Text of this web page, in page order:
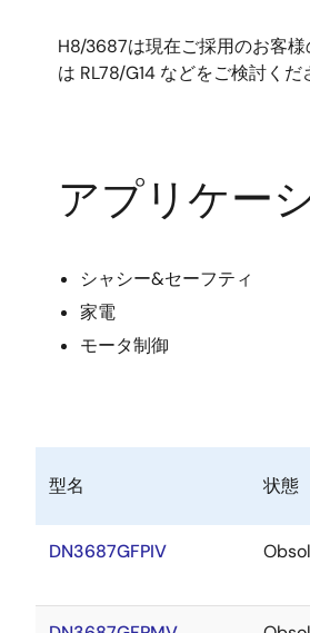
H8/3687は現在ご採用のお客
は RL78/G14 などをご検討くだ
アプリケー
シャシー&セーフティ
家電
モータ制御
型名 状態
DN3687GFPIV